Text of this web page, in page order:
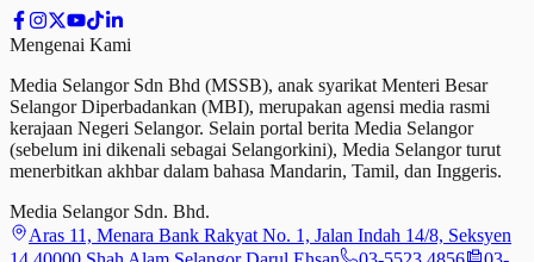
Mengenai Kami
Media Selangor Sdn Bhd (MSSB), anak syarikat Menteri Besar
Selangor Diperbadankan (MBI), merupakan agensi media rasmi
kerajaan Negeri Selangor. Selain portal berita Media Selangor
(sebelum ini dikenali sebagai Selangorkini), Media Selangor turut
menerbitkan akhbar dalam bahasa Mandarin, Tamil, dan Inggeris.
Media Selangor Sdn. Bhd.
Aras 11, Menara Bank Rakyat No. 1, Jalan Indah 14/8, Seksyen